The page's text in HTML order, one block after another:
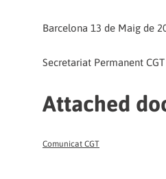
Barcelona 13 de Maig de
Secretariat Permanent
Attached
Comunicat CGT